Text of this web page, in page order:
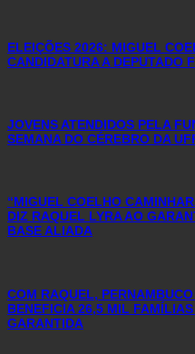
ELEIÇÕES 2026: MIGUEL
CANDIDATURA A DEPUTADO
JOVENS ATENDIDOS PELA
SEMANA DO CÉREBRO DA
“MIGUEL COELHO
DIZ RAQUEL LYRA AO
BASE ALIADA
COM RAQUEL,
BENEFICIA 26,5 MIL
GARANTIDA